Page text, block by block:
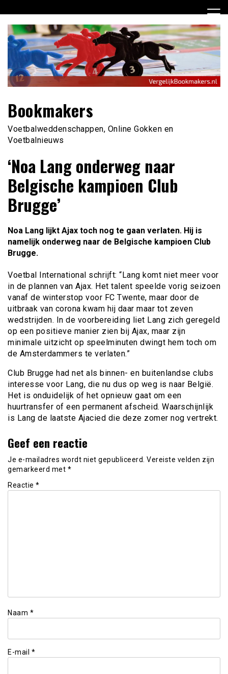
naar
inhoud
Bookmakers
Voetbalweddenschappen, Online Gokken en
Voetbalnieuws
‘Noa Lang onderweg naar
Belgische kampioen Club
Brugge’
Noa Lang lijkt Ajax toch nog te gaan verlaten. Hij is
namelijk onderweg naar de Belgische kampioen Club
Brugge.
Voetbal International schrijft: “Lang komt niet meer voor
in de plannen van Ajax. Het talent speelde vorig seizoen
vanaf de winterstop voor FC Twente, maar door de
uitbraak van corona kwam hij daar maar tot zeven
wedstrijden. In de voorbereiding liet Lang zich geregeld
op een positieve manier zien bij Ajax, maar zijn
minimale uitzicht op speelminuten dwingt hem toch om
de Amsterdammers te verlaten.”
Club Brugge had net als binnen- en buitenlandse clubs
interesse voor Lang, die nu dus op weg is naar België.
Het is onduidelijk of het opnieuw gaat om een
huurtransfer of een permanent afscheid. Waarschijnlijk
is Lang de laatste Ajacied die deze zomer nog vertrekt.
Geef een reactie
Je e-mailadres wordt niet gepubliceerd. Vereiste velden zijn
gemarkeerd met *
Reactie *
Naam *
E-mail *